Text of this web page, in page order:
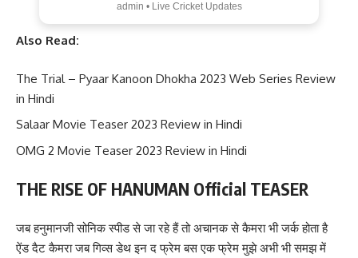
admin • Live Cricket Updates
Also Read:
The Trial – Pyaar Kanoon Dhokha 2023 Web Series Review
in Hindi
Salaar Movie Teaser 2023 Review in Hindi
OMG 2 Movie Teaser 2023 Review in Hindi
THE RISE OF HANUMAN Official TEASER
जब हनुमानजी सोनिक स्पीड से जा रहे हैं तो अचानक से कैमरा भी जर्क होता है
ऐंड दैट कैमरा जब गिव्स डेथ इन द फ्रेम बस एक फ्रेम मुझे अभी भी समझ में